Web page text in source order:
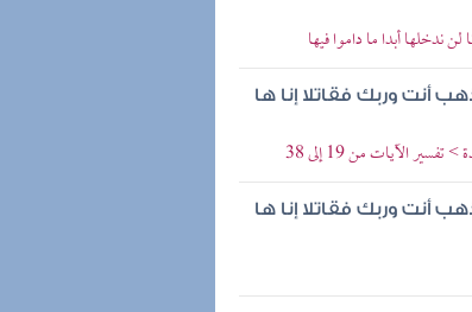
ندخلها أبدا ما داموا فيها
أنت وربك فقاتلا إنا ها
الآيات من 19 إلى 38
أنت وربك فقاتلا إنا ها